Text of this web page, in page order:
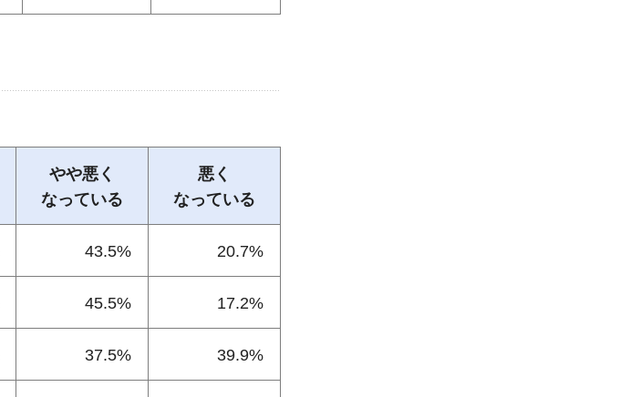
やや悪く
なっている
悪く
なっている
43.5% 20.7%
45.5% 17.2%
37.5% 39.9%